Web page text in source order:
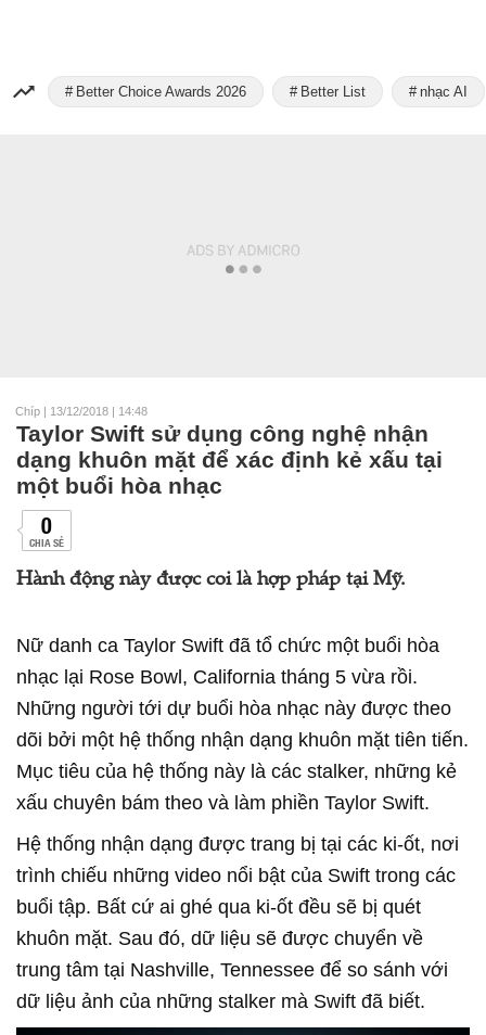
Better Choice Awards 2026 Better List nhạc AI
Chíp | 13/12/2018 | 14:48
Taylor Swift sử dụng công nghệ nhận
dạng khuôn mặt để xác định kẻ xấu tại
một buổi hòa nhạc
0
CHIA SẺ
Hành động này được coi là hợp pháp tại Mỹ.
Nữ danh ca Taylor Swift đã tổ chức một buổi hòa
nhạc lại Rose Bowl, California tháng 5 vừa rồi.
Những người tới dự buổi hòa nhạc này được theo
dõi bởi một hệ thống nhận dạng khuôn mặt tiên tiến.
Mục tiêu của hệ thống này là các stalker, những kẻ
xấu chuyên bám theo và làm phiền Taylor Swift.
Hệ thống nhận dạng được trang bị tại các ki-ốt, nơi
trình chiếu những video nổi bật của Swift trong các
buổi tập. Bất cứ ai ghé qua ki-ốt đều sẽ bị quét
khuôn mặt. Sau đó, dữ liệu sẽ được chuyển về
trung tâm tại Nashville, Tennessee để so sánh với
dữ liệu ảnh của những stalker mà Swift đã biết.